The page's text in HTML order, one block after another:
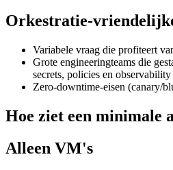
Orkestratie-
Variabele vraag die profiteert
Grote engineeringteams die
secrets, policies en
Zero-downtime-eisen (canary/
Hoe ziet een minimale
Alleen VM's